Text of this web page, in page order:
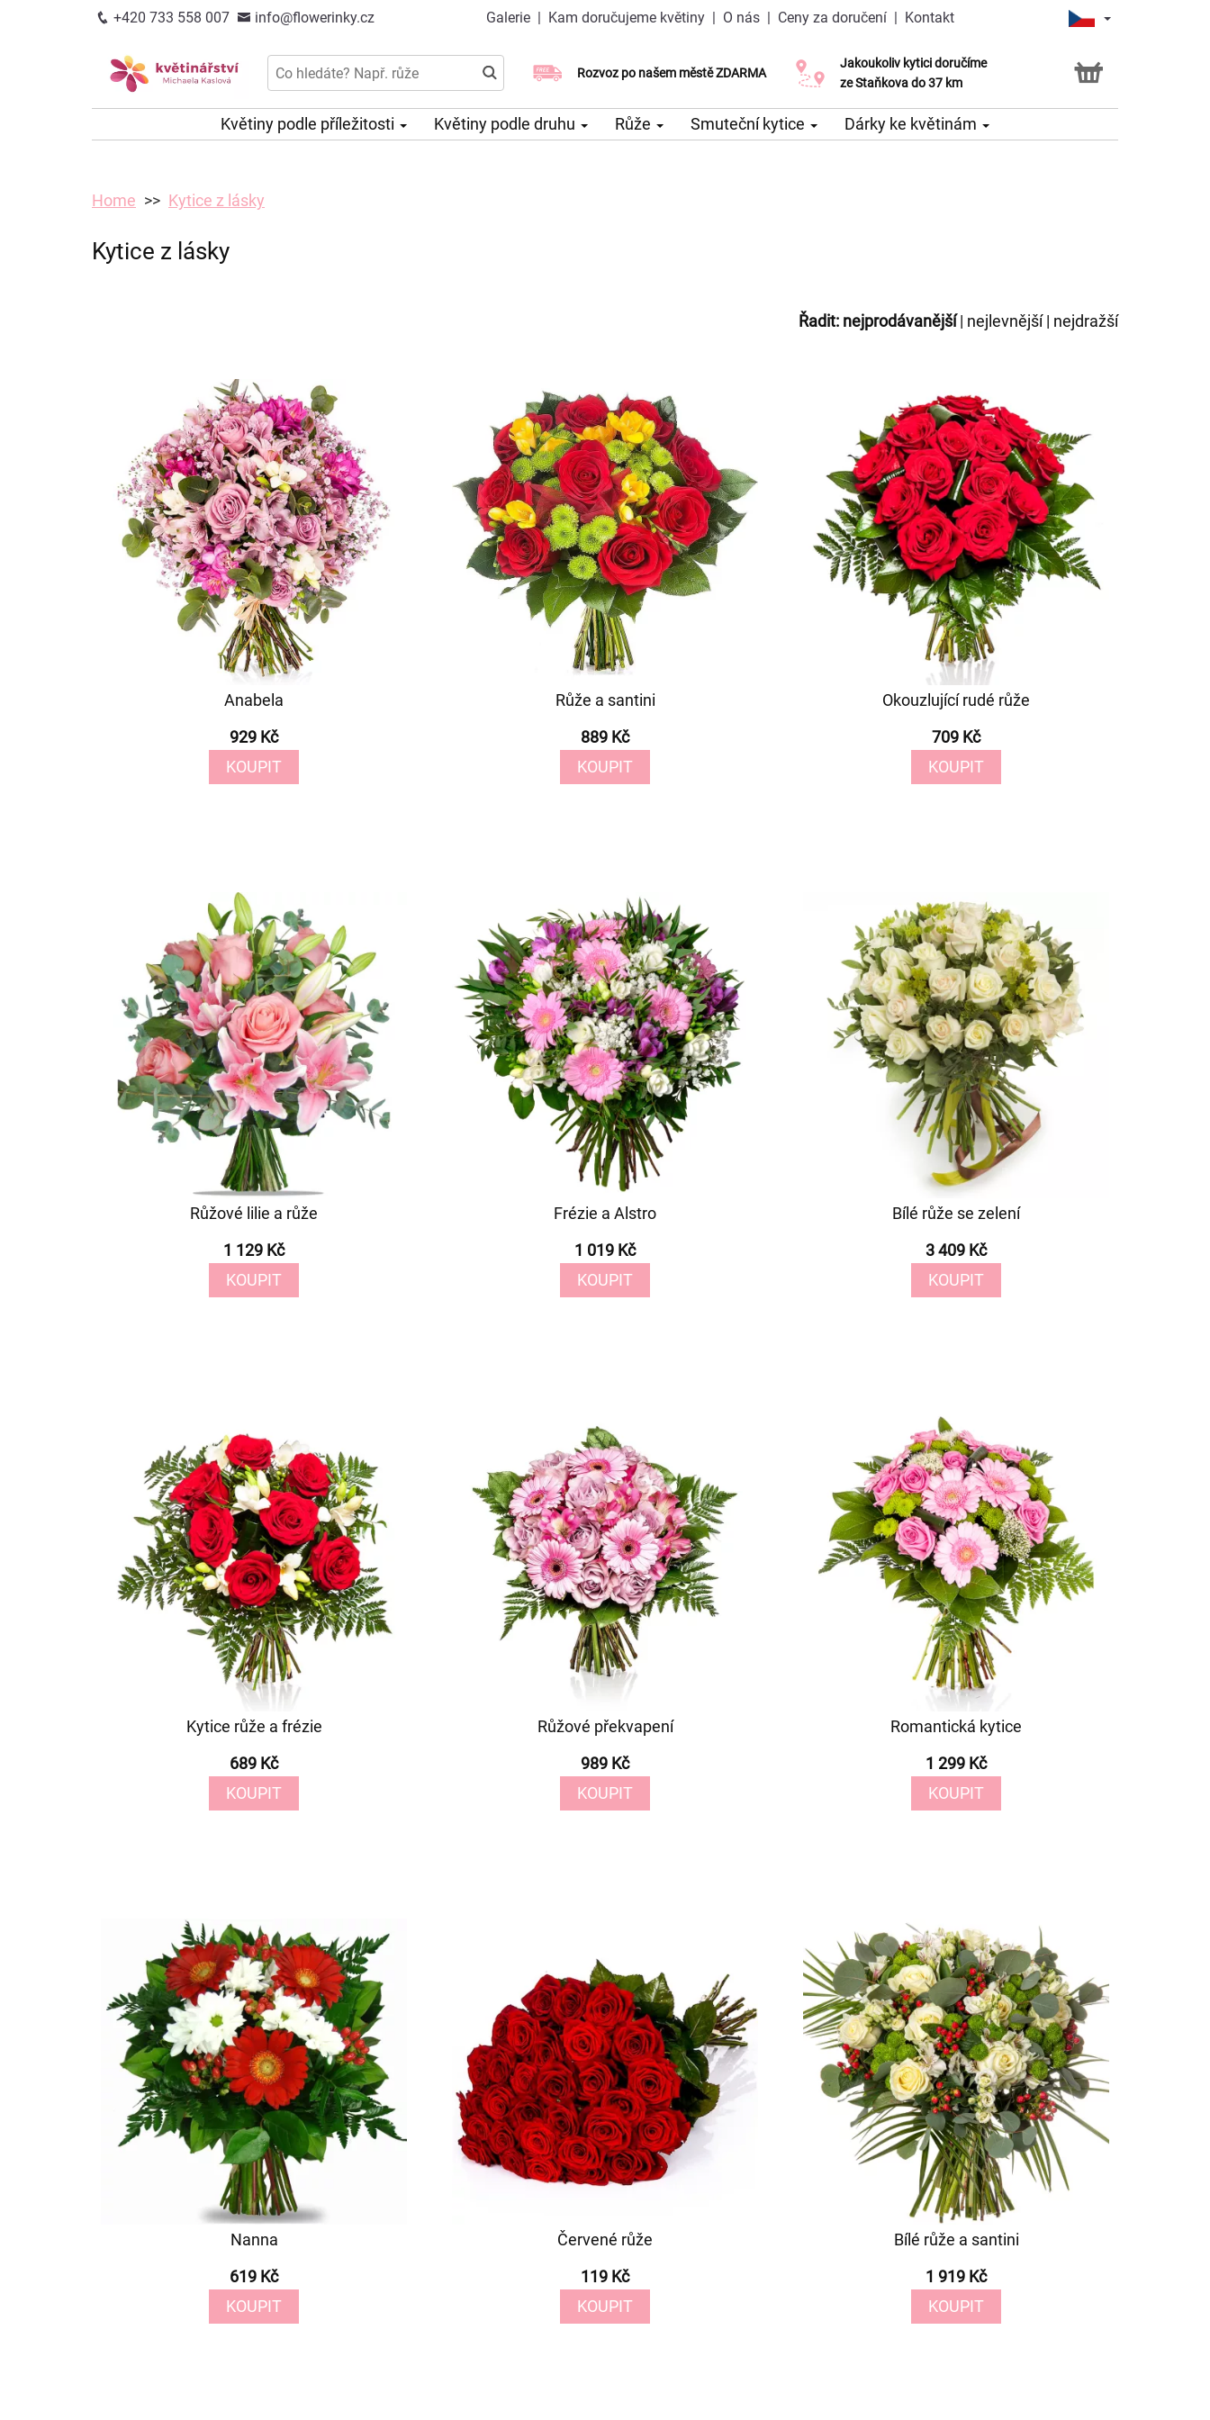
+420 733 558 007 info@flowerinky.cz Galerie | Kam doručujeme květiny | O nás | Ceny za doručení | Kontakt
Rozvoz po našem městě ZDARMA
Doručujeme již v den objednávky
Možný výběr času a dne doručení
Jakoukoliv kytici doručíme
ze Staňkova do 37 km
Možnost vyzvednout v naší květince
Květiny podle příležitosti Květiny podle druhu Růže Smuteční kytice Dárky ke květinám
Home Kytice z lásky
Kytice z lásky
Řadit: nejprodávanější| nejlevnější| nejdražší
Anabela
929 Kč
KOUPIT
Růže a santini
889 Kč
KOUPIT
Okouzlující rudé růže
709 Kč
KOUPIT
Růžové lilie a růže
1 129 Kč
KOUPIT
Frézie a Alstro
1 019 Kč
KOUPIT
Bílé růže se zelení
3 409 Kč
KOUPIT
Kytice růže a frézie
689 Kč
KOUPIT
Růžové překvapení
989 Kč
KOUPIT
Romantická kytice
1 299 Kč
KOUPIT
Nanna
619 Kč
KOUPIT
Červené růže
119 Kč
KOUPIT
Bílé růže a santini
1 919 Kč
KOUPIT